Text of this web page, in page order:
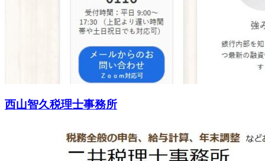
西山智久税理士事務所